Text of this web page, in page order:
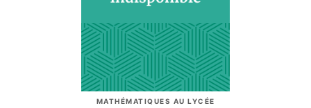
MATHÉMATIQUES AU LYCÉE